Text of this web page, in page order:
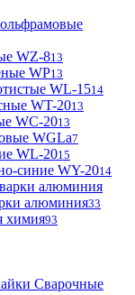
WZ-813
WP13
WL-1514
WT-2013
WC-2013
WGLa7
WL-2015
синие WY-2014
алюминия33
химия93
Сварочные